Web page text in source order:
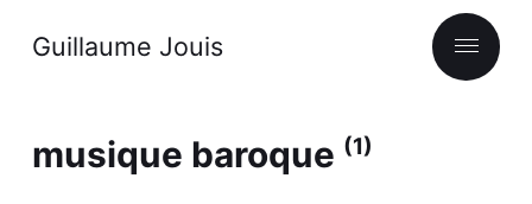
Guillaume Jouis
musique baroque (1)